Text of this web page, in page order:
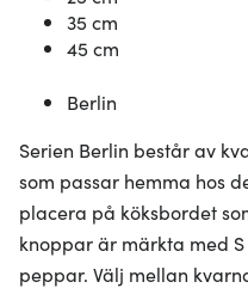
35 cm
45 cm
Berlin
Serien Berlin består av
som passar hemma hos
placera på köksbordet
knoppar är märkta med
peppar. Välj mellan